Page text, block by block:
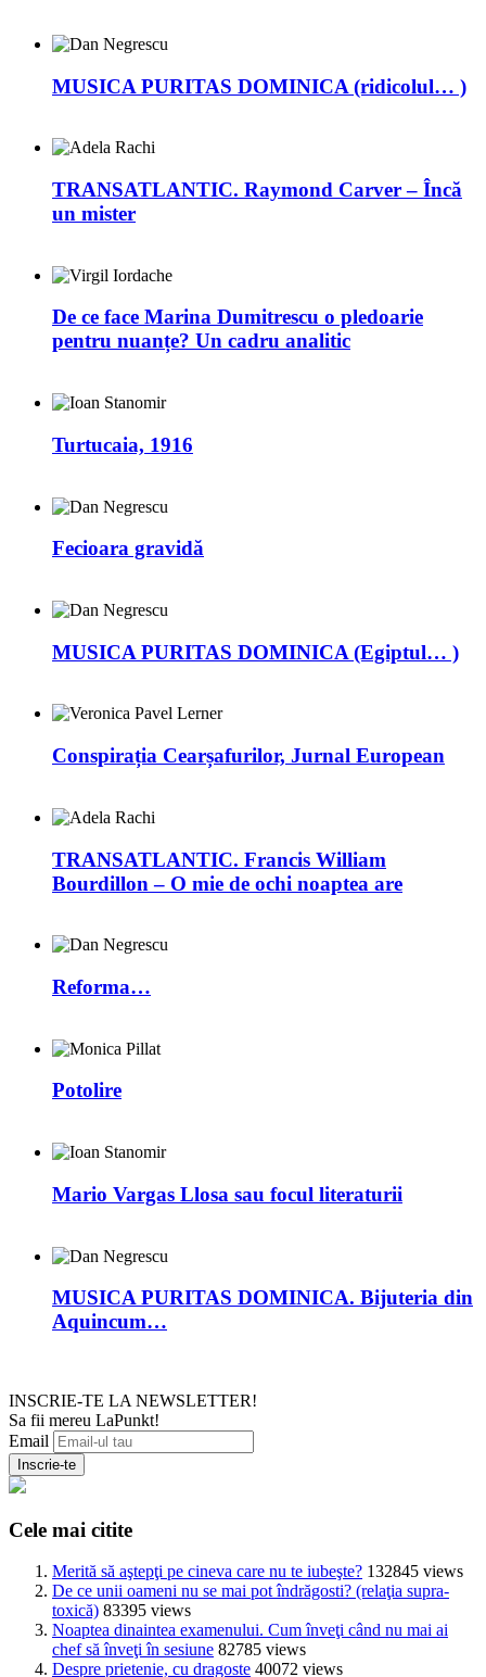
MUSICA PURITAS DOMINICA (ridicolul… )
TRANSATLANTIC. Raymond Carver – Încă
un mister
De ce face Marina Dumitrescu o pledoarie
pentru nuanțe? Un cadru analitic
Turtucaia, 1916
Fecioara gravidă
MUSICA PURITAS DOMINICA (Egiptul… )
Conspirația Cearșafurilor, Jurnal European
TRANSATLANTIC. Francis William
Bourdillon – O mie de ochi noaptea are
Reforma…
Potolire
Mario Vargas Llosa sau focul literaturii
MUSICA PURITAS DOMINICA. Bijuteria din
Aquincum…
INSCRIE-TE LA NEWSLETTER!
Sa fii mereu LaPunkt!
Email
Cele mai citite
Merită să aştepţi pe cineva care nu te iubeşte? 132845 views
De ce unii oameni nu se mai pot îndrăgosti? (relaţia supra-
toxică) 83395 views
Noaptea dinaintea examenului. Cum înveţi când nu mai ai
chef să înveţi în sesiune 82785 views
Despre prietenie, cu dragoste 40072 views